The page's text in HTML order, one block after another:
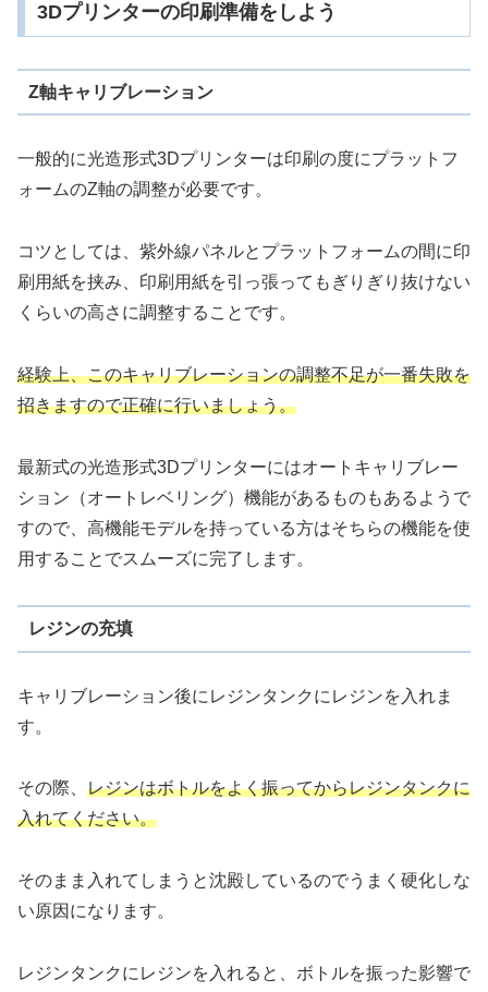
3Dプリンターの印刷準備をしよう
Z軸キャリブレーション
一般的に光造形式3Dプリンターは印刷の度にプラットフ
ォームのZ軸の調整が必要です。
コツとしては、紫外線パネルとプラットフォームの間に印
刷用紙を挟み、印刷用紙を引っ張ってもぎりぎり抜けない
くらいの高さに調整することです。
経験上、このキャリブレーションの調整不足が一番失敗を
招きますので正確に行いましょう。
最新式の光造形式3Dプリンターにはオートキャリブレー
ション（オートレベリング）機能があるものもあるようで
すので、高機能モデルを持っている方はそちらの機能を使
用することでスムーズに完了します。
レジンの充填
キャリブレーション後にレジンタンクにレジンを入れま
す。
その際、 レジンはボトルをよく振ってからレジンタンクに
入れてください。
そのまま入れてしまうと沈殿しているのでうまく硬化しな
い原因になります。
レジンタンクにレジンを入れると、ボトルを振った影響で